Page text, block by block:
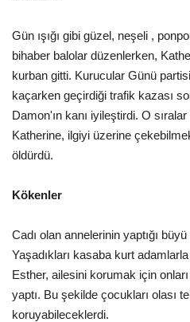
Gün ışığı gibi güzel, neşeli ,
bihaber balolar düzenlerken,
kurban gitti. Kurucular Günü
kaçarken geçirdiği trafik kazası
Damon'ın kanı iyileştirdi. O
Katherine, ilgiyi üzerine
öldürdü.
Kökenler
Cadı olan annelerinin yaptığı
Yaşadıkları kasaba kurt
Esther, ailesini korumak için
yaptı. Bu şekilde çocukları olası
koruyabileceklerdi.